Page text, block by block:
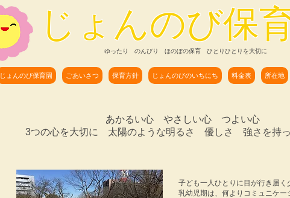
ゆったり のんびり ほのぼの保育 ひとりひとりを大切に
じょんのび保
じょんのび保育園 ごあいさつ 保育方針 じょんのびのいちにち 料金表 所在地
あかるい心 やさしい心 つよい心​
​3つの心を大切に 太陽のような明るさ 優しさ 強さを持っ
子ども一人ひとりに目が行き届く
乳幼児期は、何よりコミュニケー